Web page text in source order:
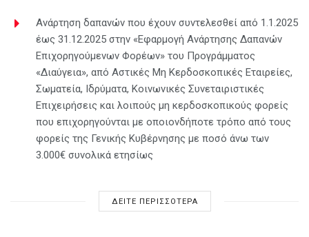
Ανάρτηση δαπανών που έχουν συντελεσθεί από 1.1.2025
έως 31.12.2025 στην «Εφαρμογή Ανάρτησης Δαπανών
Επιχορηγούμενων Φορέων» του Προγράμματος
«Διαύγεια», από Αστικές Μη Κερδοσκοπικές Εταιρείες,
Σωματεία, Ιδρύματα, Κοινωνικές Συνεταιριστικές
Επιχειρήσεις και λοιπούς μη κερδοσκοπικούς φορείς
που επιχορηγούνται με οποιονδήποτε τρόπο από τους
φορείς της Γενικής Κυβέρνησης με ποσό άνω των
3.000€ συνολικά ετησίως
ΔΕΙΤΕ ΠΕΡΙΣΣΟΤΕΡΑ